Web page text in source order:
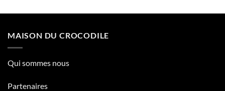
MAISON DU CROCODILE
Qui sommes nous
Partenaires